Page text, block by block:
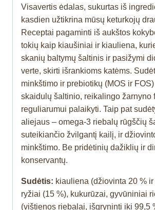
Visavertis ėdalas, sukurtas iš
kasdien užtikrina mūsų keturkojų
Receptai pagaminti iš aukštos
tokių kaip kiaušiniai ir kiauliena,
skanių baltymų šaltinis ir pasižymi
verte, skirti išrankioms katėms.
minkštimo ir prebiotikų (MOS ir
skaidulų šaltinio, reikalingo žarnyno
reguliarumui palaikyti. Taip pat
aliejaus – omega-3 riebalų rūgščių
suteikiančio žvilgantį kailį, ir
minkštimo. Be pridėtinių dažiklių ir
konservantų.
Sudėtis: kiauliena (džiovinta 20 %
ryžiai (15 %), kukurūzai, gyvūniniai
(vištienos riebalai, išgryninti iki 99,5